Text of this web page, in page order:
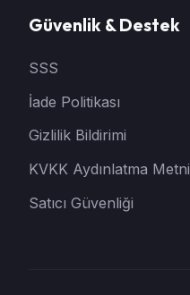
Güvenlik & Destek
SSS
İade Politikası
Gizlilik Bildirimi
KVKK Aydınlatma Metni
Satıcı Güvenliği